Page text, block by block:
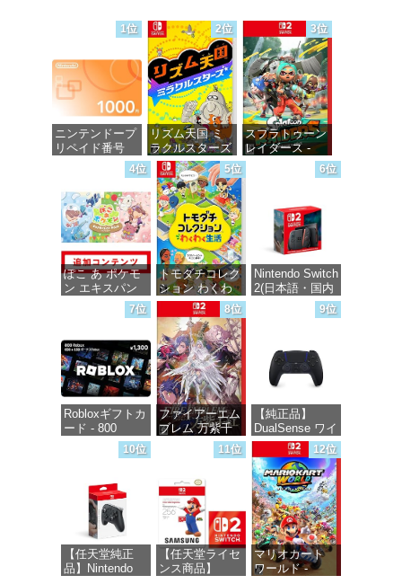
1位
ニンテンドープ
リペイド番号
1000円|オンラ
価格：¥1,000
2位
リズム天国 ミ
ラクルスターズ
-Switch
価格：¥5,645
3位
スプラトゥーン
レイダース -
Switch2
4位
ぽこ あ ポケモ
ン エキスパン
ションパス|オン
ラインコード版
価格：¥4,400
5位
トモダチコレク
ション わくわ
く生活 -Switch
価格：¥6,145
6位
Nintendo Switch
2(日本語・国内
7位
Robloxギフトカ
ード - 800
Robux 【限定バ
ーチャルアイテ
【オンラインゲ
ームコード】
ロブロックス |
オンラインコー
ド版
価格：¥1,300
8位
ファイアーエム
ブレム 万紫千
紅 -Switch2
9位
【純正品】
DualSense ワイ
ヤレスコントロ
ーラー ミッド
ナイト ブラッ
ク(CFI-
ZCT2J01)
価格：¥10,737
10位
【任天堂純正
品】Nintendo
11位
【任天堂ライセ
ンス商品】
12位
マリオカート
ワールド -